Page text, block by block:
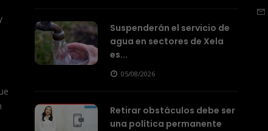
Suspenderán el servicio de
agua en sectores de Xela
es...
05/08/2026
Retirar obstáculos debe ser
una política permanente